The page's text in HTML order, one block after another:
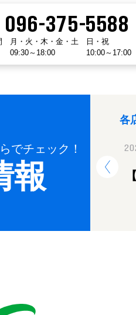
096-375-5588
月・火・木・金・土
09:30～18:00
日・祝
10:00～17:00
でチェック！
報
各
知らせ